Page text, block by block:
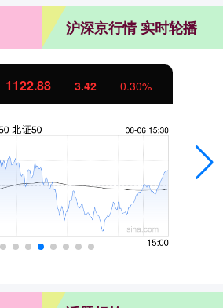
沪深京行情 实时轮播
1122.88 3.42 0.30%